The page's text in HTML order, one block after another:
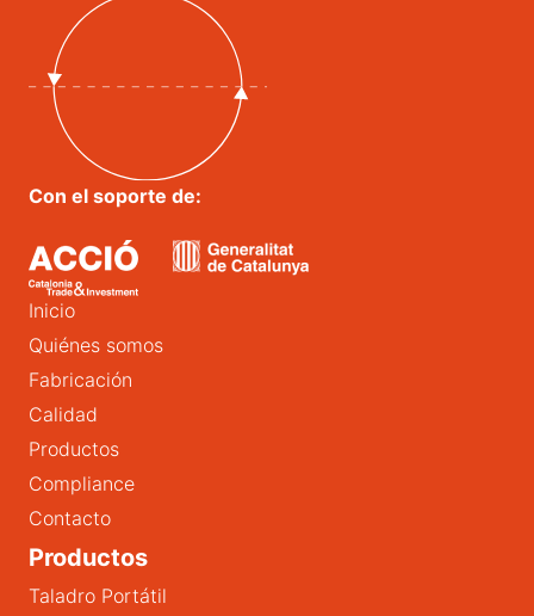
Con el soporte de:
Inicio
Quiénes somos
Fabricación
Calidad
Productos
Compliance
Contacto
Productos
Taladro Portátil